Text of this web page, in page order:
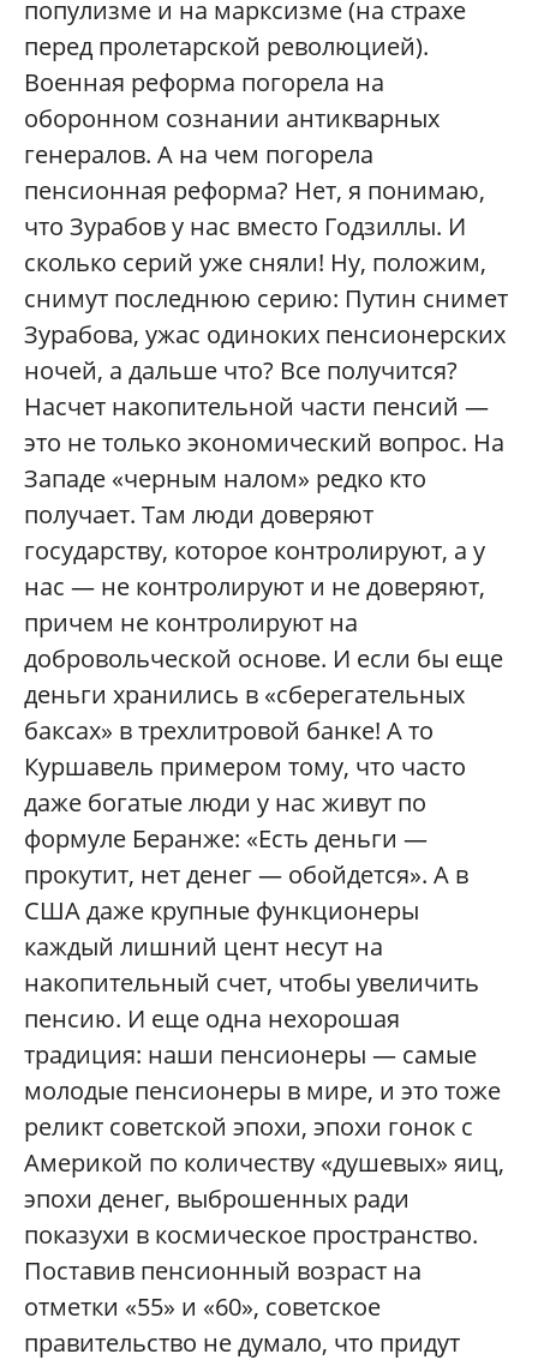
популизме и на марксизме (на страхе
перед пролетарской революцией).
Военная реформа погорела на
оборонном сознании антикварных
генералов. А на чем погорела
пенсионная реформа? Нет, я понимаю,
что Зурабов у нас вместо Годзиллы. И
сколько серий уже сняли! Ну, положим,
снимут последнюю серию: Путин снимет
Зурабова, ужас одиноких пенсионерских
ночей, а дальше что? Все получится?
Насчет накопительной части пенсий —
это не только экономический вопрос. На
Западе «черным налом» редко кто
получает. Там люди доверяют
государству, которое контролируют, а у
нас — не контролируют и не доверяют,
причем не контролируют на
добровольческой основе. И если бы еще
деньги хранились в «сберегательных
баксах» в трехлитровой банке! А то
Куршавель примером тому, что часто
даже богатые люди у нас живут по
формуле Беранже: «Есть деньги —
прокутит, нет денег — обойдется». А в
США даже крупные функционеры
каждый лишний цент несут на
накопительный счет, чтобы увеличить
пенсию. И еще одна нехорошая
традиция: наши пенсионеры — самые
молодые пенсионеры в мире, и это тоже
реликт советской эпохи, эпохи гонок с
Америкой по количеству «душевых» яиц,
эпохи денег, выброшенных ради
показухи в космическое пространство.
Поставив пенсионный возраст на
отметки «55» и «60», советское
правительство не думало, что придут